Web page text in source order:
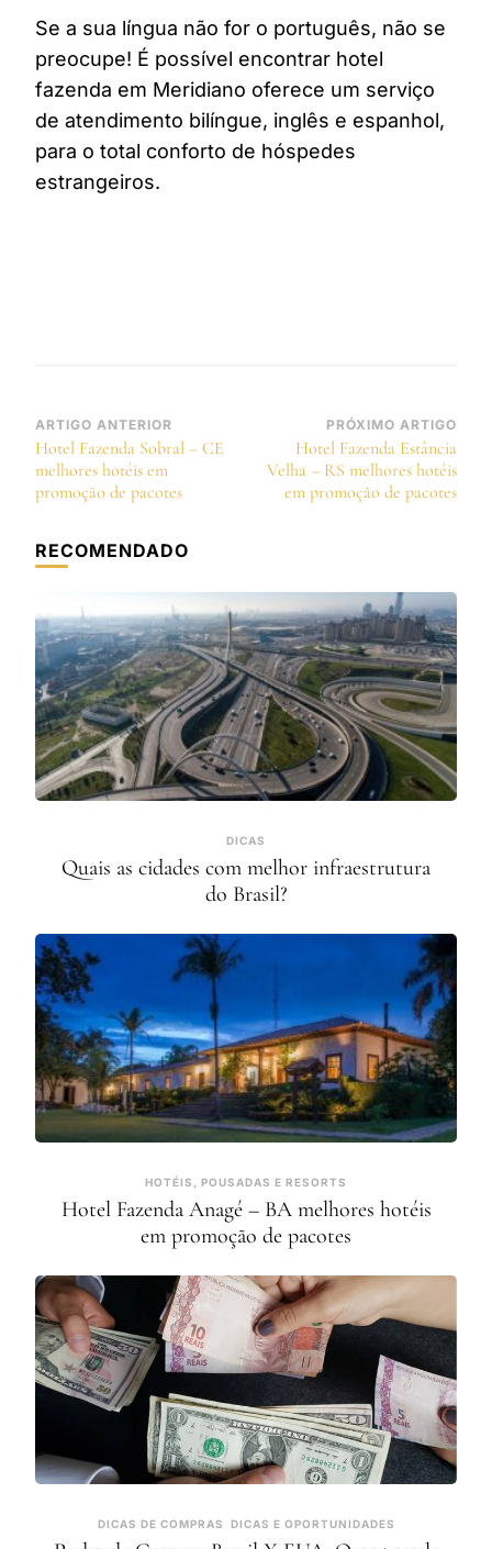
Se a sua língua não for o português, não se
preocupe! É possível encontrar hotel
fazenda em Meridiano oferece um serviço
de atendimento bilíngue, inglês e espanhol,
para o total conforto de hóspedes
estrangeiros.
Navegação
de
post
ARTIGO ANTERIOR
Hotel Fazenda Sobral – CE
melhores hotéis em
promoção de pacotes
PRÓXIMO ARTIGO
Hotel Fazenda Estância
Velha – RS melhores hotéis
em promoção de pacotes
RECOMENDADO
DICAS
Quais as cidades com melhor infraestrutura
do Brasil?
HOTÉIS, POUSADAS E RESORTS
Hotel Fazenda Anagé – BA melhores hotéis
em promoção de pacotes
DICAS DE COMPRAS DICAS E OPORTUNIDADES